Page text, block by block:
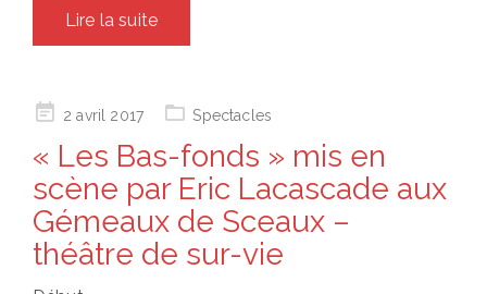
Lire la suite
Posted2 avril 2017 Spectacles
« Les Bas-fonds » mis en
scène par Eric Lacascade aux
Gémeaux de Sceaux –
théâtre de sur-vie